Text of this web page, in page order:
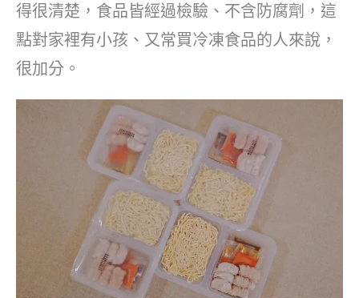
得很清楚，食品皆經過檢驗、不含防腐劑，這
點對家裡有小孩、又常買冷凍食品的人來說，
很加分。